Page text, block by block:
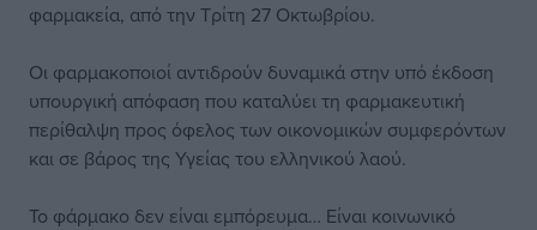
φαρμακεία, από την Τρίτη 27 Οκτωβρίου.
Οι φαρμακοποιοί αντιδρούν δυναμικά στην υπό έκδοση
υπουργική απόφαση που καταλύει τη φαρμακευτική
περίθαλψη προς όφελος των οικονομικών συμφερόντων
και σε βάρος της Υγείας του ελληνικού λαού.
Το φάρμακο δεν είναι εμπόρευμα… Είναι κοινωνικό